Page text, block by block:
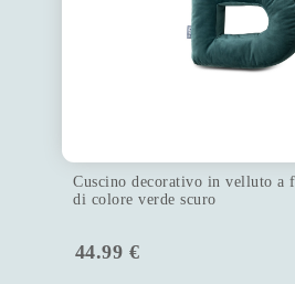
Cuscino decorativo in velluto a
di colore verde scuro
44.99 €